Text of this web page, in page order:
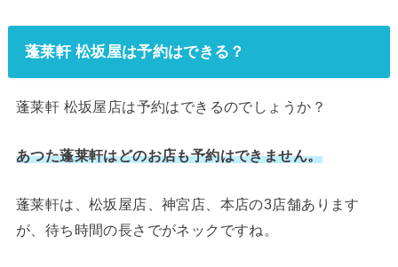
蓬莱軒 松坂屋は予約はできる？
蓬莱軒 松坂屋店は予約はできるのでしょうか？
あつた蓬莱軒はどのお店も予約はできません。
蓬莱軒は、松坂屋店、神宮店、本店の3店舗あります
が、待ち時間の長さでがネックですね。